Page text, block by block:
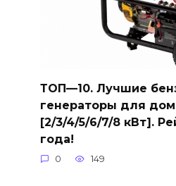
ТОП—10. Лучшие
генераторы для
[2/3/4/5/6/7/8 кВт].
года!
0 149